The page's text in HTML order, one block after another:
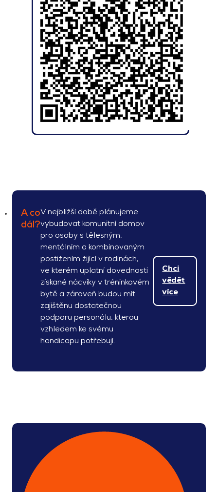
A co
dál?
V nejbližší době plánujeme
vybudovat komunitní domov
pro osoby s tělesným,
mentálním a kombinovaným
postižením žijící v rodinách,
ve kterém uplatní dovednosti
získané nácviky v tréninkovém
bytě a zároveň budou mít
zajištěnu dostatečnou
podporu personálu, kterou
vzhledem ke svému
handicapu potřebují.
Chci
vědět
více